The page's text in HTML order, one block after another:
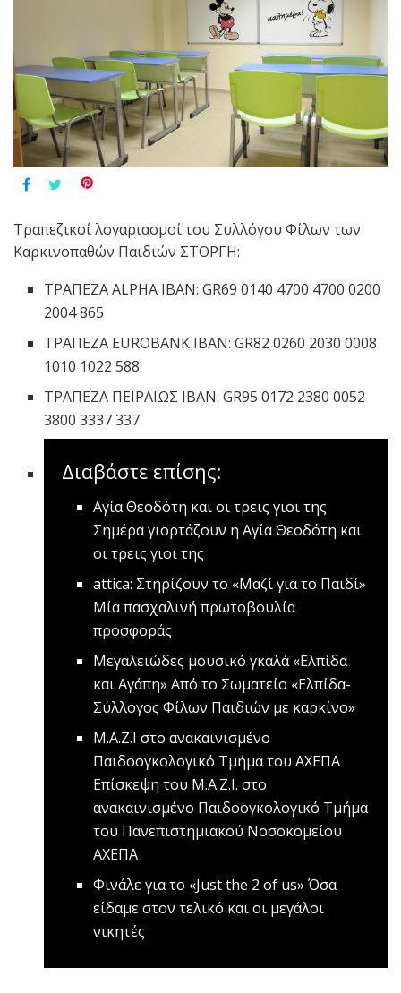
Τραπεζικοί λογαριασμοί του Συλλόγου Φίλων των
Καρκινοπαθών Παιδιών ΣΤΟΡΓΗ:
ΤΡΑΠΕΖΑ ALPHA IBAN: GR69 0140 4700 4700 0200
2004 865
ΤΡΑΠΕΖΑ EUROBANK IBAN: GR82 0260 2030 0008
1010 1022 588
ΤΡΑΠΕΖΑ ΠΕΙΡΑΙΩΣ IBAN: GR95 0172 2380 0052
3800 3337 337
Διαβάστε επίσης:
Αγία Θεοδότη και οι τρεις γιοι της
Σημέρα γιορτάζουν η Αγία Θεοδότη και
οι τρεις γιοι της
attica: Στηρίζουν το «Μαζί για το Παιδί»
Mία πασχαλινή πρωτοβουλία
προσφοράς
Mεγαλειώδες μουσικό γκαλά «Ελπίδα
και Αγάπη» Aπό το Σωματείο «Ελπίδα-
Σύλλογος Φίλων Παιδιών με καρκίνο»
Μ.Α.Ζ.Ι στο ανακαινισμένο
Παιδοογκολογικό Τμήμα του ΑΧΕΠΑ
Επίσκεψη του Μ.Α.Ζ.Ι. στο
ανακαινισμένο Παιδοογκολογικό Τμήμα
του Πανεπιστημιακού Νοσοκομείου
ΑΧΕΠΑ
Φινάλε για το «Just the 2 οf us» Όσα
είδαμε στον τελικό και οι μεγάλοι
νικητές